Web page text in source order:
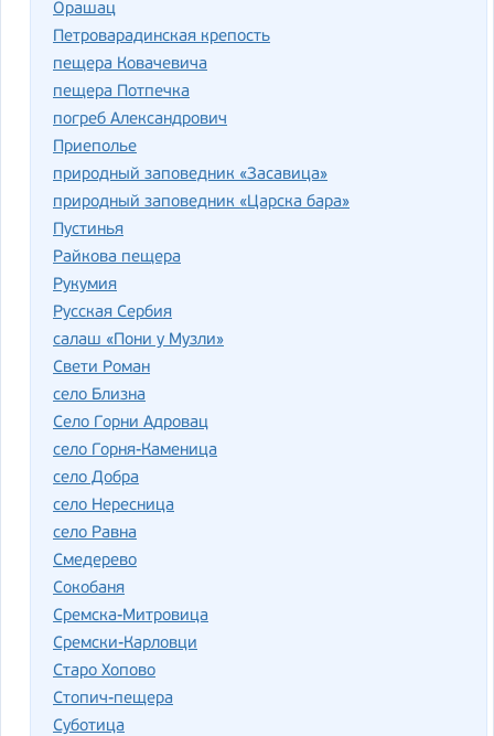
Орашац
Петроварадинская крепость
пещера Ковачевича
пещера Потпечка
погреб Александрович
Приеполье
природный заповедник «Засавица»
природный заповедник «Царска бара»
Пустинья
Райкова пещера
Рукумия
Русская Сербия
салаш «Пони у Музли»
Свети Роман
село Близна
Село Горни Адровац
село Горня-Каменица
село Добра
село Нересница
село Равна
Смедерево
Сокобаня
Сремска-Митровица
Сремски-Карловци
Старо Хопово
Стопич-пещера
Суботица